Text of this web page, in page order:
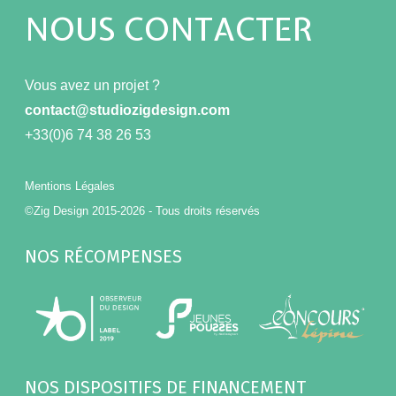
NOUS CONTACTER
Vous avez un projet ?
contact@studiozigdesign.com
+33(0)6 74 38 26 53
Mentions Légales
©Zig Design 2015-2026 - Tous droits réservés
NOS RÉCOMPENSES
NOS DISPOSITIFS DE FINANCEMENT